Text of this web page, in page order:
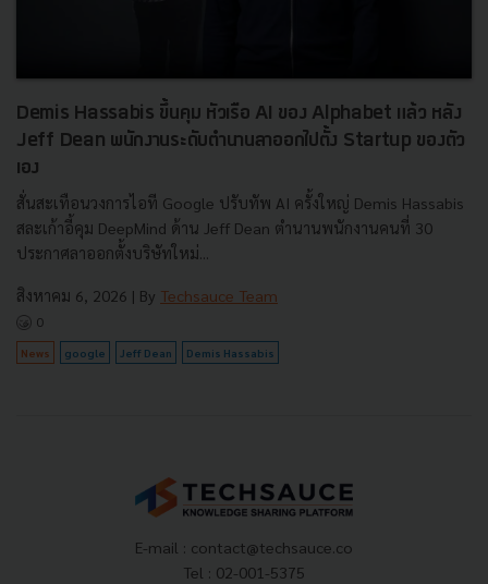
Demis Hassabis ขึ้นคุม หัวเรือ AI ของ Alphabet แล้ว หลัง
Jeff Dean พนักงานระดับตำนานลาออกไปตั้ง Startup ของตัว
เอง
สั่นสะเทือนวงการไอที Google ปรับทัพ AI ครั้งใหญ่ Demis Hassabis
สละเก้าอี้คุม DeepMind ด้าน Jeff Dean ตำนานพนักงานคนที่ 30
ประกาศลาออกตั้งบริษัทใหม่...
สิงหาคม 6, 2026 | By Techsauce Team
0
News google Jeff Dean Demis Hassabis
E-mail : contact@techsauce.co
Tel : 02-001-5375